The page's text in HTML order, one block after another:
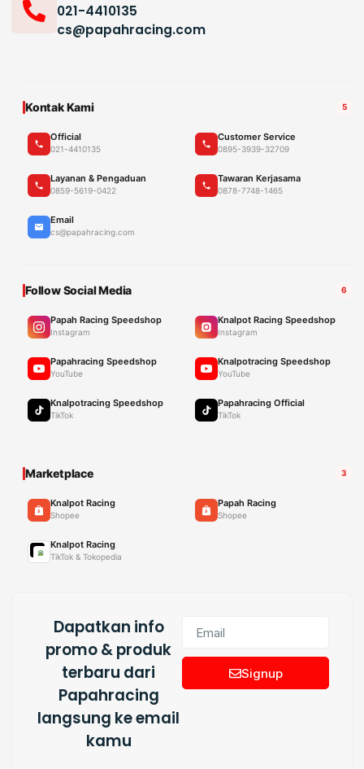
021-4410135
cs@papahracing.com
Kontak Kami 5
Official
021-4410135
Customer Service
0895-3939-32709
Layanan & Pengaduan
0859-5619-0422
Tawaran Kerjasama
0878-7748-1465
Email
cs@papahracing.com
Follow Social Media 6
Papah Racing Speedshop
Instagram
Knalpot Racing Speedshop
Instagram
Papahracing Speedshop
YouTube
Knalpotracing Speedshop
YouTube
Knalpotracing Speedshop
TikTok
Papahracing Official
TikTok
Marketplace 3
Knalpot Racing
Shopee
Papah Racing
Shopee
Knalpot Racing
TikTok & Tokopedia
Dapatkan info
promo & produk
terbaru dari
Papahracing
langsung ke email
kamu
Signup